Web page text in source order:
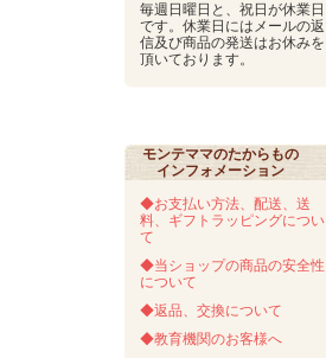
毎週日曜日と、祝日が休業日
です。休業日にはメールの返
信及び商品の発送はお休みを
頂いております。
モンテママのたからもの
インフォメーション
◆お支払い方法、配送、送
料、ギフトラッピングについ
て
◆当ショップの商品の安全性
について
◆返品、交換について
◆教育機関のお客様へ